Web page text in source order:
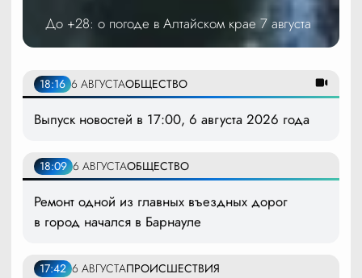
До +28: о погоде в Алтайском крае 7 августа
18:16 6 АВГУСТАОБЩЕСТВО
Выпуск новостей в 17:00, 6 августа 2026 года
18:09 6 АВГУСТАОБЩЕСТВО
Ремонт одной из главных въездных дорог
в город начался в Барнауле
17:42 6 АВГУСТАПРОИСШЕСТВИЯ